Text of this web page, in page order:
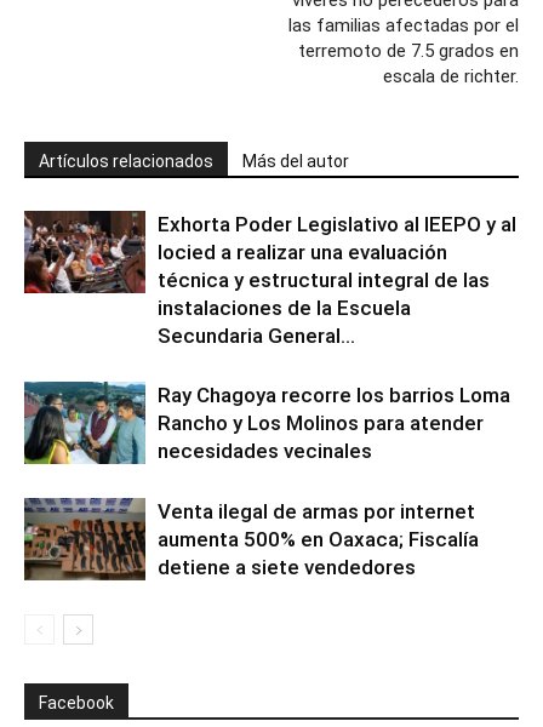
las familias afectadas por el
terremoto de 7.5 grados en
escala de richter.
Artículos relacionados Más del autor
Exhorta Poder Legislativo al IEEPO y al
Iocied a realizar una evaluación
técnica y estructural integral de las
instalaciones de la Escuela
Secundaria General...
Ray Chagoya recorre los barrios Loma
Rancho y Los Molinos para atender
necesidades vecinales
Venta ilegal de armas por internet
aumenta 500% en Oaxaca; Fiscalía
detiene a siete vendedores
Facebook